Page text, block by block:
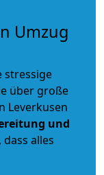
Umzug
stressige
über große
Leverkusen
und
alles